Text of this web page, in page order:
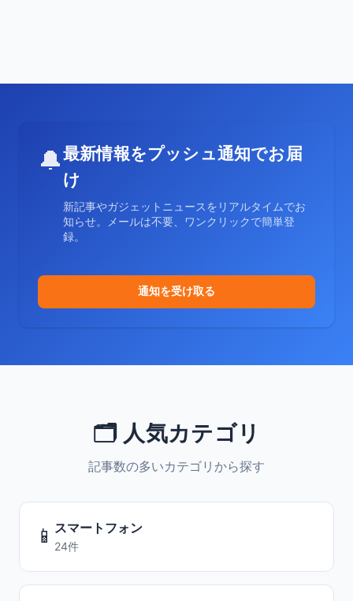
🔔最新情報をプッシュ通知でお届
け
新記事やガジェットニュースをリアルタイムでお
知らせ。メールは不要、ワンクリックで簡単登
録。
通知を受け取る
🗂️ 人気カテゴリ
記事数の多いカテゴリから探す
📱 スマートフォン
24件